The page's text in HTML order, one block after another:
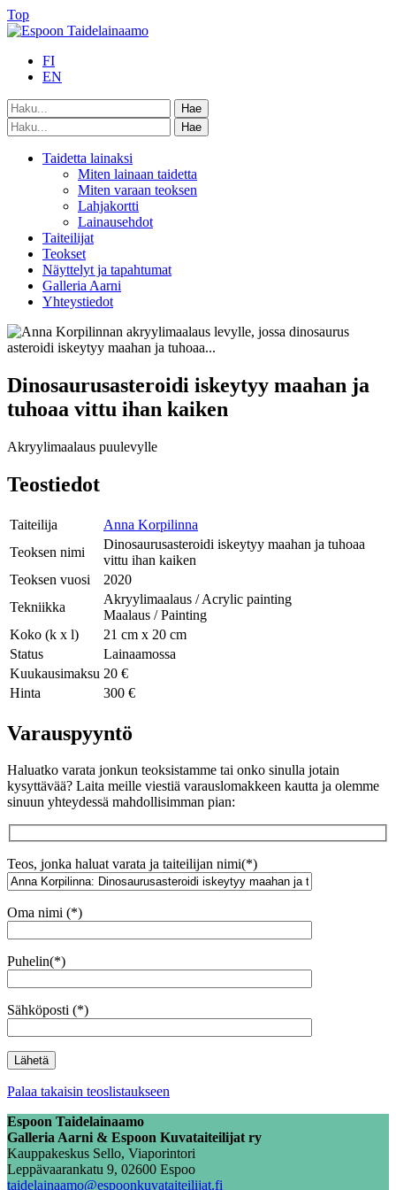
Top
FI
EN
Taidetta lainaksi
Miten lainaan taidetta
Miten varaan teoksen
Lahjakortti
Lainausehdot
Taiteilijat
Teokset
Näyttelyt ja tapahtumat
Galleria Aarni
Yhteystiedot
Dinosaurusasteroidi iskeytyy maahan ja
tuhoaa vittu ihan kaiken
Akryylimaalaus puulevylle
Teostiedot
Taiteilija
Anna Korpilinna
Teoksen nimi
Dinosaurusasteroidi iskeytyy maahan ja tuhoaa
vittu ihan kaiken
Teoksen vuosi
2020
Tekniikka
Akryylimaalaus / Acrylic painting
Maalaus / Painting
Koko (k x l)
21 cm x 20 cm
Status
Lainaamossa
Kuukausimaksu 20 €
Hinta
300 €
Varauspyyntö
Haluatko varata jonkun teoksistamme tai onko sinulla jotain
kysyttävää? Laita meille viestiä varauslomakkeen kautta ja olemme
sinuun yhteydessä mahdollisimman pian:
Teos, jonka haluat varata ja taiteilijan nimi(*)
Oma nimi (*)
Puhelin(*)
Sähköposti (*)
Palaa takaisin teoslistaukseen
Espoon Taidelainaamo
Galleria Aarni & Espoon Kuvataiteilijat ry
Kauppakeskus Sello, Viaporintori
Leppävaarankatu 9, 02600 Espoo
taidelainaamo@espoonkuvataiteilijat.fi